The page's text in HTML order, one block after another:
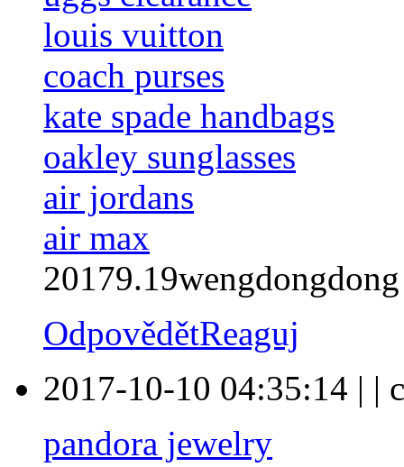
louis vuitton
coach purses
kate spade handbags
oakley sunglasses
air jordans
air max
20179.19wengdongdong
OdpovědětReaguj
2017-10-10 04:35:14 | |
pandora jewelry